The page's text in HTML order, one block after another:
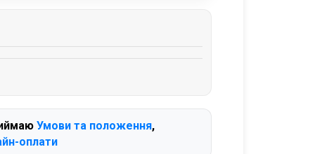
Умови та положення,
оплати